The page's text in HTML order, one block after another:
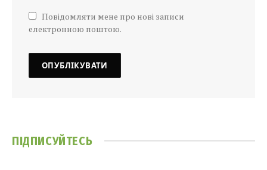
Повідомляти мене про нові записи
електронною поштою.
ПІДПИСУЙТЕСЬ